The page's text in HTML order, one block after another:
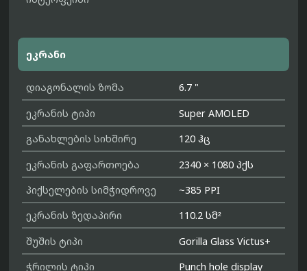
ეკრანი
დიაგონალის ზომა
6.7 "
ეკრანის ტიპი
Super AMOLED
განახლების სიხშირე
120 ჰც
ეკრანის გაფართოება
2340 × 1080 პქს
პიქსელების სიმჭიდროვე
~385 PPI
ეკრანის ზედაპირი
110.2 სმ²
შუშის ტიპი
Gorilla Glass Victus+
ჭრილის ტიპი
Punch hole display